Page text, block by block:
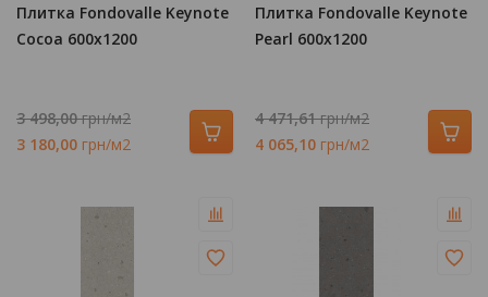
Плитка Fondovalle Keynote
Cocoa 600x1200
3 498,00грн/м2
3 180,00 грн/м2
Плитка Fondovalle Keynote
Pearl 600x1200
4 471,61грн/м2
4 065,10 грн/м2